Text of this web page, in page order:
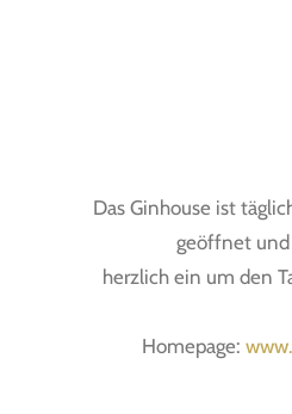
Das Ginhouse ist
geöffnet und
herzlich ein um den
Homepage: